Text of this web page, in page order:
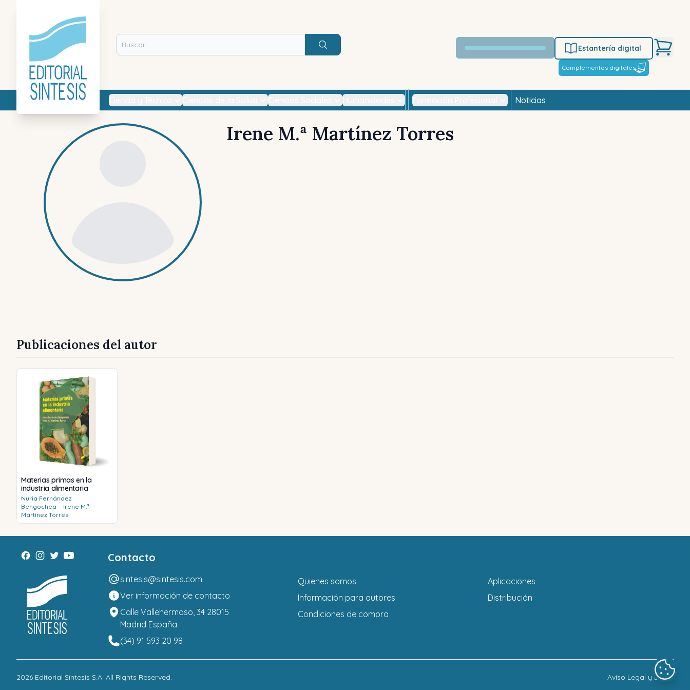
Buscar
Estantería digital
Complementos digitales
Noticias
Irene M.ª Martínez Torres
Publicaciones del autor
Materias primas en la
industria alimentaria
Nuria Fernández
Bengochea - Irene M.ª
Martínez Torres
Contacto
sintesis@sintesis.com
Ver información de contacto
Calle Vallehermoso, 34 28015
Madrid España
(34) 91 593 20 98
Quienes somos
Información para autores
Condiciones de compra
Aplicaciones
Distribución
2026 Editorial Síntesis S.A. All Rights Reserved. Aviso Legal y LOPD